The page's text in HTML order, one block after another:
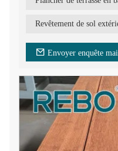
Le revêtement de sol
norme européenne E1, ses
en plus populaire dans le
Envoyer enquête